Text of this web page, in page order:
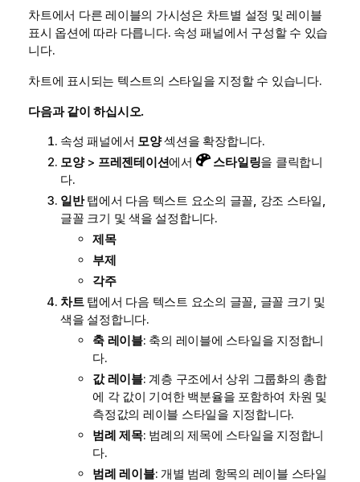
차트에서 다른 레이블의 가시성은 차트별 설정 및 레이블
표시 옵션에 따라 다릅니다. 속성 패널에서 구성할 수 있습
니다.
차트에 표시되는 텍스트의 스타일을 지정할 수 있습니다.
다음과 같이 하십시오.
속성 패널에서 모양섹션을 확장합니다.
모양> 프레젠테이션에서 스타일링을 클릭합니
다.
일반탭에서 다음 텍스트 요소의 글꼴, 강조 스타일,
글꼴 크기 및 색을 설정합니다.
제목
부제
각주
차트탭에서 다음 텍스트 요소의 글꼴, 글꼴 크기 및
색을 설정합니다.
축 레이블: 축의 레이블에 스타일을 지정합니
다.
값 레이블: 계층 구조에서 상위 그룹화의 총합
에 각 값이 기여한 백분율을 포함하여 차원 및
측정값의 레이블 스타일을 지정합니다.
범례 제목: 범례의 제목에 스타일을 지정합니
다.
범례 레이블: 개별 범례 항목의 레이블 스타일